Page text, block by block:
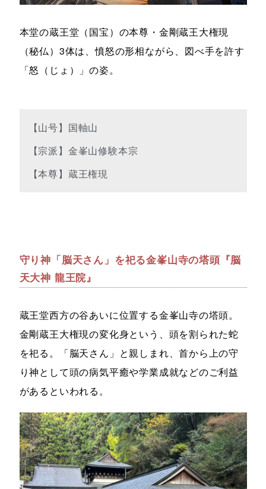
本堂の蔵王堂（国宝）の本尊・金剛蔵王大権現
（秘仏）3体は、憤怒の形相ながら、図べ手を許す
「怒（じょ）」の姿。
【山号】国軸山
【宗派】金峯山修験本宗
【本尊】蔵王権現
守り神「脳天さん」を祀る金峯山寺の塔頭『脳
天大神 龍王院』
蔵王堂西方の谷あいに位置する金峯山寺の塔頭。
金剛蔵王大権現の変化身という、頭を割られた蛇
を祀る。「脳天さん」と親しまれ、首から上の守
り神として頭の病気平癒や学業成就などのご利益
があるといわれる。